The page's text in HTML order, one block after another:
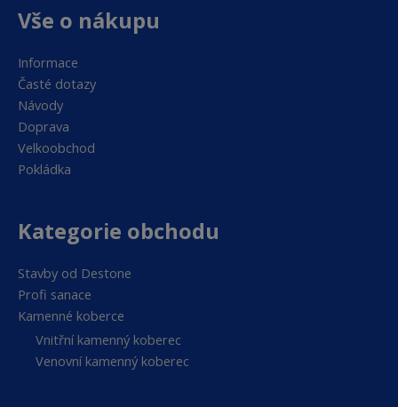
Vše o nákupu
Informace
Časté dotazy
Návody
Doprava
Velkoobchod
Pokládka
Kategorie obchodu
Stavby od Destone
Profi sanace
Kamenné koberce
Vnitřní kamenný koberec
Venovní kamenný koberec